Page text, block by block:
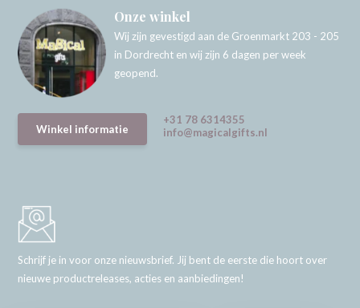
Onze winkel
Wij zijn gevestigd aan de Groenmarkt 203 - 205
in Dordrecht en wij zijn 6 dagen per week
geopend.
Winkel informatie
+31 78 6314355
info@magicalgifts.nl
Schrijf je in voor onze nieuwsbrief. Jij bent de eerste die hoort over
nieuwe productreleases, acties en aanbiedingen!